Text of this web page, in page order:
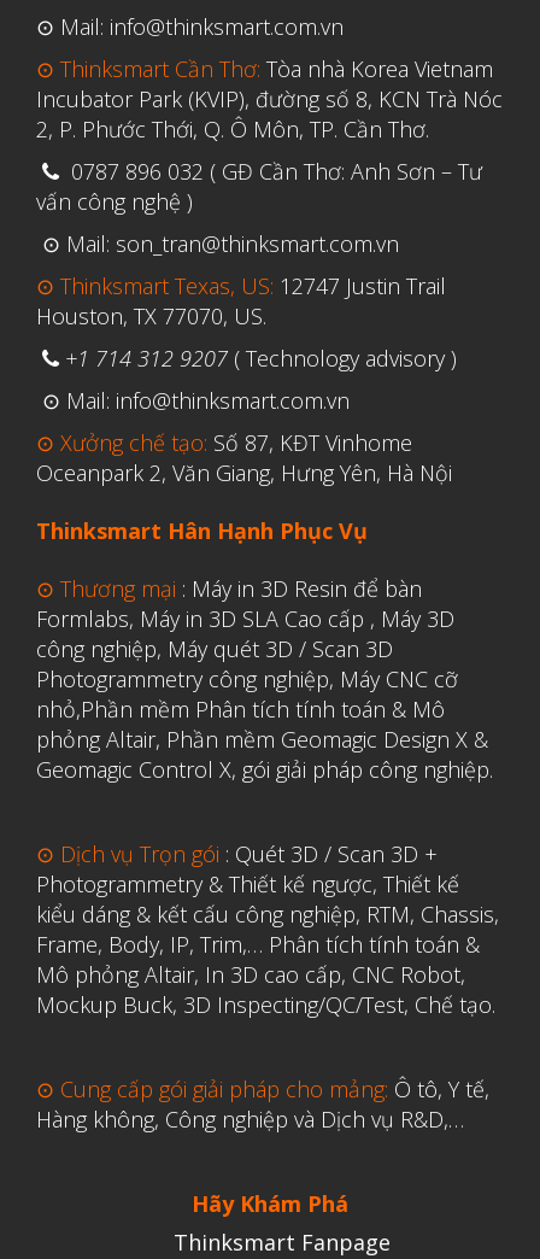
⊙ Mail: info@thinksmart.com.vn
⊙ Thinksmart Cần Thơ: Tòa nhà Korea Vietnam
Incubator Park (KVIP), đường số 8, KCN Trà Nóc
2, P. Phước Thới, Q. Ô Môn, TP. Cần Thơ.
0787 896 032 ( GĐ Cần Thơ: Anh Sơn – Tư
vấn công nghệ )
⊙ Mail: son_tran@thinksmart.com.vn
⊙ Thinksmart Texas, US: 12747 Justin Trail
Houston, TX 77070, US.
+1 714 312 9207 ( Technology advisory )
⊙ Mail: info@thinksmart.com.vn
⊙ Xưởng chế tạo: Số 87, KĐT Vinhome
Oceanpark 2, Văn Giang, Hưng Yên, Hà Nội
Thinksmart Hân Hạnh Phục Vụ
⊙ Thương mại : Máy in 3D Resin để bàn
Formlabs, Máy in 3D SLA Cao cấp , Máy 3D
công nghiệp, Máy quét 3D / Scan 3D
Photogrammetry công nghiệp, Máy CNC cỡ
nhỏ,Phần mềm Phân tích tính toán & Mô
phỏng Altair, Phần mềm Geomagic Design X &
Geomagic Control X, gói giải pháp công nghiệp.
⊙ Dịch vụ Trọn gói : Quét 3D / Scan 3D +
Photogrammetry & Thiết kế ngược, Thiết kế
kiểu dáng & kết cấu công nghiệp, RTM, Chassis,
Frame, Body, IP, Trim,… Phân tích tính toán &
Mô phỏng Altair, In 3D cao cấp, CNC Robot,
Mockup Buck, 3D Inspecting/QC/Test, Chế tạo.
⊙ Cung cấp gói giải pháp cho mảng: Ô tô, Y tế,
Hàng không, Công nghiệp và Dịch vụ R&D,…
Hãy Khám Phá
Thinksmart Fanpage